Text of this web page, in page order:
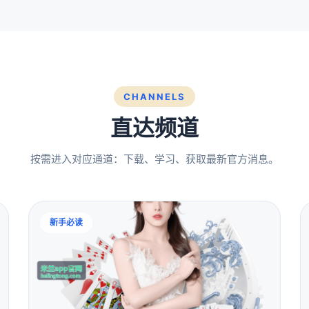
CHANNELS
直达频道
按需进入对应通道：下载、学习、获取最新官方消息。
新手必读